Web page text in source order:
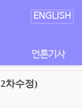
ENGLISH
언론기사
차수정)